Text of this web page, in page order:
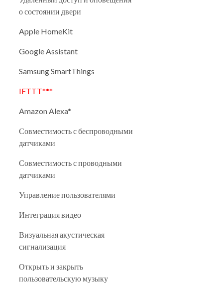
о состоянии двери
Apple HomeKit
Google Assistant
Samsung SmartThings
IFTTT***
Amazon Alexa*
Совместимость с беспроводными
датчиками
Совместимость с проводными
датчиками
Управление пользователями
Интеграция видео
Визуальная акустическая
сигнализация
Открыть и закрыть
пользовательскую музыку